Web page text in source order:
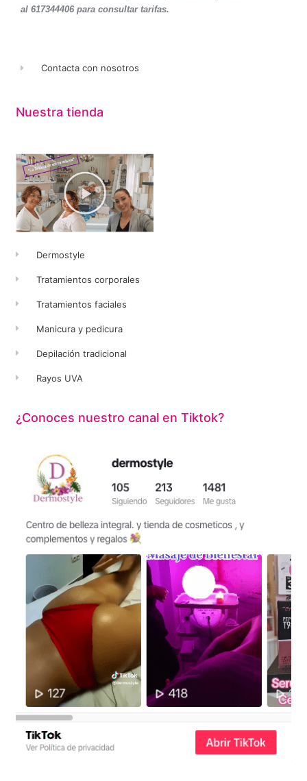
al 617344406 para consultar tarifas.
Contacta con nosotros
Nuestra tienda
Dermostyle
Tratamientos corporales
Tratamientos faciales
Manicura y pedicura
Depilación tradicional
Rayos UVA
¿Conoces nuestro canal en Tiktok?